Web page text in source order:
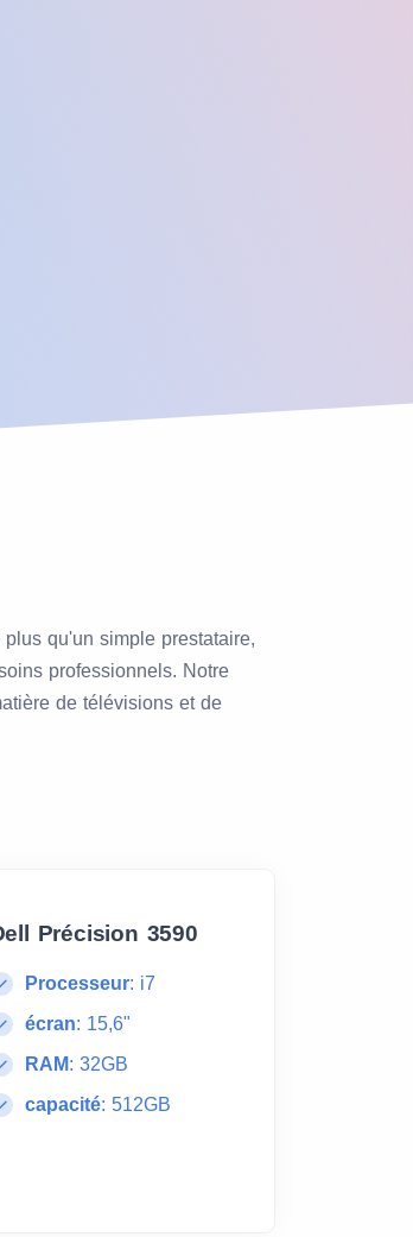
qu'un simple prestataire,
professionnels. Notre
de télévisions et de
Précision 3590
Processeur: i7
écran: 15,6"
RAM: 32GB
capacité: 512GB